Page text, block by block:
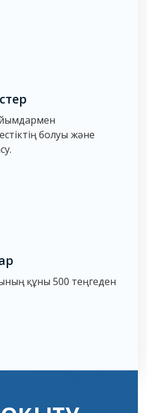
болуы және
құны 500 теңгеден